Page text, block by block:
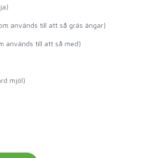
används till att så gräs ängar)
används till att så med)
mjöl)